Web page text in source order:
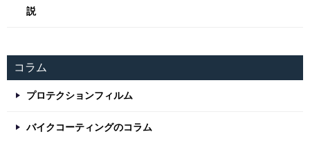
説
コラム
プロテクションフィルム
バイクコーティングのコラム